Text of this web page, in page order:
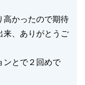
高かったので期待
来、ありがとうご
ンとで２回めで